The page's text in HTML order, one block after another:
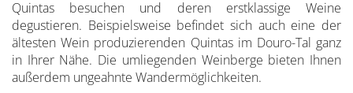
Quintas besuchen und deren erstklassige Weine
degustieren. Beispielsweise befindet sich auch eine der
ältesten Wein produzierenden Quintas im Douro-Tal ganz
in Ihrer Nähe. Die umliegenden Weinberge bieten Ihnen
außerdem ungeahnte Wandermöglichkeiten.